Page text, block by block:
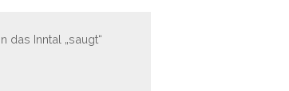
Inntal „saugt“